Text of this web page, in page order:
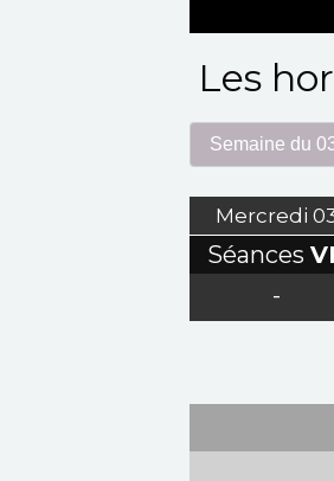
Les
Mercredi
Séances
-